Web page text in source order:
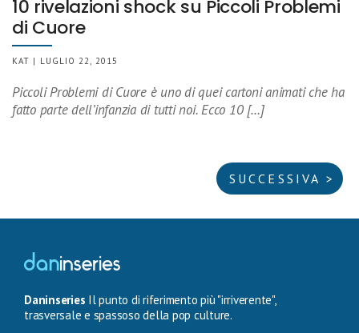
10 rivelazioni shock su Piccoli Problemi
di Cuore
KAT | LUGLIO 22, 2015
Piccoli Problemi di Cuore è uno di quei cartoni animati che ha
fatto parte dell’infanzia di tutti noi. Ecco 10 […]
SUCCESSIVA >
Daninseries Il punto di riferimento più "irriverente",
trasversale e spassoso della pop culture.